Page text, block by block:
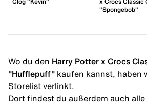
"Spongebob"
Wo du den Harry Potter x Crocs
"Hufflepuff" kaufen kannst, haben
Storelist verlinkt.
Dort findest du außerdem auch alle